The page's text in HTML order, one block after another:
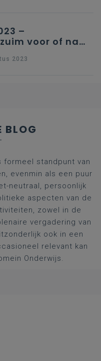
–
voor of na
2023
BLOG
standpunt van
evenmin als een puur
neutraal, persoonlijk
aspecten van de
zowel in de
vergadering van
ook in een
relevant kan
Onderwijs.